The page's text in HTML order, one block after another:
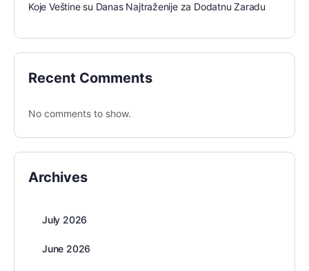
Koje Veštine su Danas Najtraženije za Dodatnu Zaradu
Recent Comments
No comments to show.
Archives
July 2026
June 2026